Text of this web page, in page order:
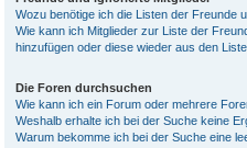
Wozu benötige ich die Listen der Freunde
Wie kann ich Mitglieder zur Liste der
hinzufügen oder diese wieder aus den
Die Foren durchsuchen
Wie kann ich ein Forum oder mehrere
Weshalb erhalte ich bei der Suche keine
Warum bekomme ich bei der Suche eine